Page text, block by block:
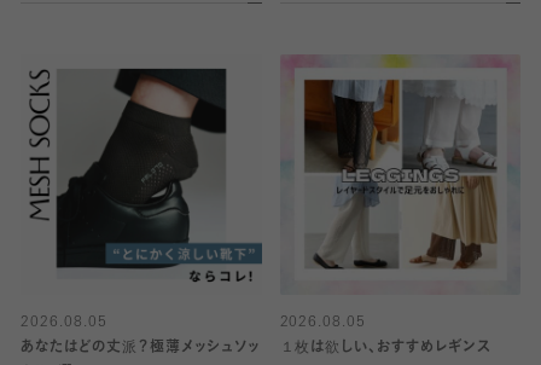
2026.08.05
あなたはどの丈派？極薄メッシュソッ
2026.08.05
１枚は欲しい、おすすめレギンス